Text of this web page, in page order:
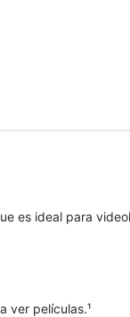
es ideal para
ver películas.¹